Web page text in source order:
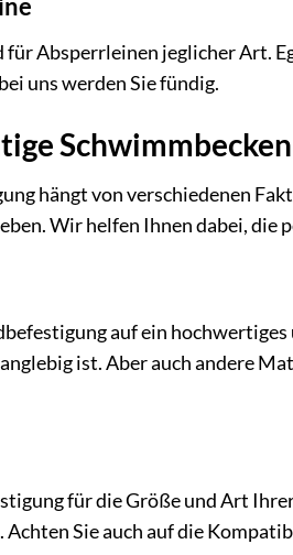
für Absperrleinen jeglicher Art.
uns werden Sie fündig.
hängt von verschiedenen
Wir helfen Ihnen dabei,
auf ein
ist. Aber auch andere
für die Größe und Art
Sie auch auf die